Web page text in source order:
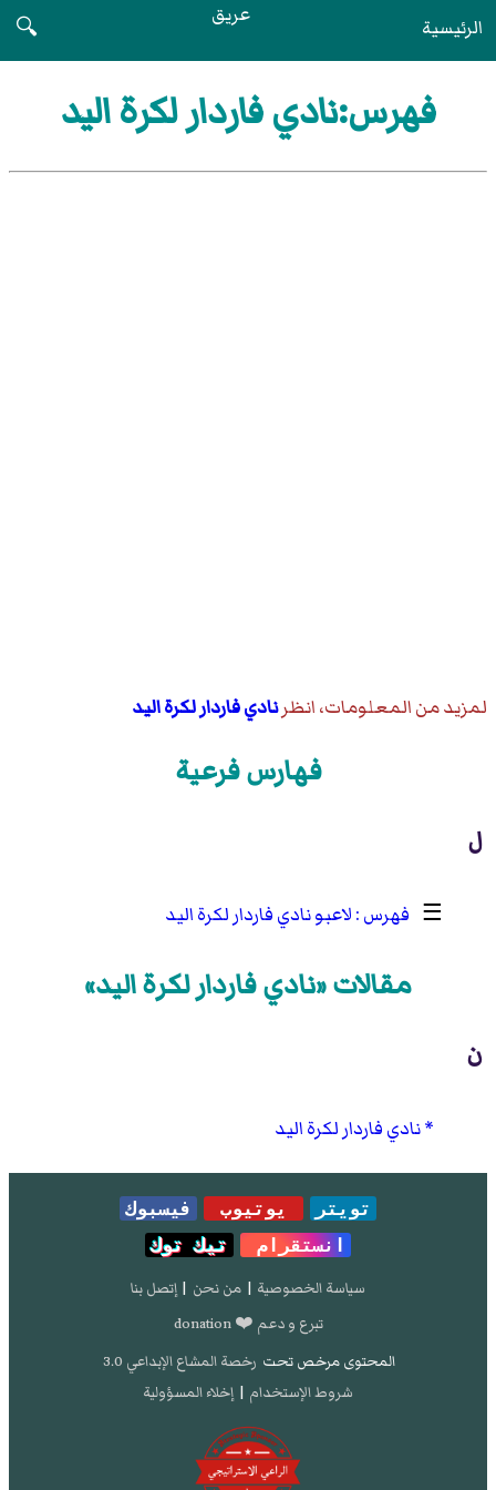
الرئيسية عريق
🔍
فهرس:نادي فاردار لكرة اليد
لمزيد من المعلومات، انظرنادي فاردار لكرة اليد
فهارس فرعية
ل
☰ لاعبو نادي فاردار لكرة اليد
مقالات «نادي فاردار لكرة اليد»
ن
نادي فاردار لكرة اليد
تويتر يوتيوب
فيسبوك
انستقرام
تيك توك
سياسة الخصوصية | من نحن | إتصل بنا
تبرع و دعم ❤️ donation
المحتوى مرخص تحت رخصة المشاع الإبداعي 3.0
شروط الإستخدام | إخلاء المسؤولية